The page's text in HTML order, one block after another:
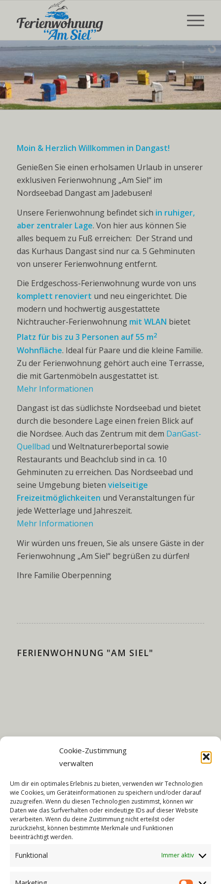
Cookie-Zustimmung
verwalten
Um dir ein optimales Erlebnis zu bieten, verwenden wir Technologien
wie Cookies, um Geräteinformationen zu speichern und/oder darauf
zuzugreifen. Wenn du diesen Technologien zustimmst, können wir
Daten wie das Surfverhalten oder eindeutige IDs auf dieser Website
verarbeiten. Wenn du deine Zustimmung nicht erteilst oder
zurückziehst, können bestimmte Merkmale und Funktionen
beeinträchtigt werden.
Funktional Immer aktiv
Moin & Herzlich Willkommen in Dangast!
Genießen Sie einen erholsamen Urlaub in unserer
exklusiven Ferienwohnung „Am Siel“ im
Nordseebad Dangast am Jadebusen!
Unsere Ferienwohnung befindet sich in ruhiger,
aber zentraler Lage. Von hier aus können Sie
alles bequem zu Fuß erreichen: Der Strand und
das Kurhaus Dangast sind nur ca. 5 Gehminuten
von unserer Ferienwohnung entfernt.
Die Erdgeschoss-Ferienwohnung wurde von uns
komplett renoviert und neu eingerichtet. Die
modern und hochwertig ausgestattete
Nichtraucher-Ferienwohnung mit WLAN bietet
Platz für bis zu 3 Personen auf 55 m2
Wohnfläche. Ideal für Paare und die kleine Familie.
Zu der Ferienwohnung gehört auch eine Terrasse,
die mit Gartenmöbeln ausgestattet ist.
Mehr Informationen
Dangast ist das südlichste Nordseebad und bietet
durch die besondere Lage einen freien Blick auf
die Nordsee. Auch das Zentrum mit dem DanGast-
Quellbad und Weltnaturerbeportal sowie
Restaurants und Beachclub sind in ca. 10
Gehminuten zu erreichen. Das Nordseebad und
seine Umgebung bieten vielseitige
Freizeitmöglichkeiten und Veranstaltungen für
jede Wetterlage und Jahreszeit.
Mehr Informationen
Wir würden uns freuen, Sie als unsere Gäste in der
Ferienwohnung „Am Siel“ begrüßen zu dürfen!
Ihre Familie Oberpenning
FERIENWOHNUNG "AM SIEL"
HIGHLIGHTS DER FERIENWOHNUNG
– komplett renoviert
– WLAN
– allergikergeeignet
– moderne & hochwertige Ausstattung